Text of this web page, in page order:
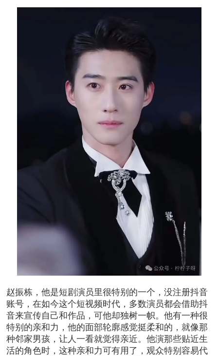
赵振栋，他是短剧演员里很特别的一个，没注册抖音
账号，在如今这个短视频时代，多数演员都会借助抖
音来宣传自己和作品，可他却独树一帜。他有一种很
特别的亲和力，他的面部轮廓感觉挺柔和的，就像那
种邻家男孩，让人一看就觉得亲近。他演那些贴近生
活的角色时，这种亲和力可有用了，观众特别容易代